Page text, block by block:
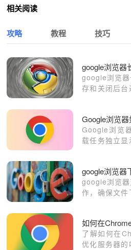
相关阅读
攻略 教程 技巧
google浏览
存和关闭后
Google浏览
载任务独立
google浏览
作，确保文件
了解如何在
优化服务器